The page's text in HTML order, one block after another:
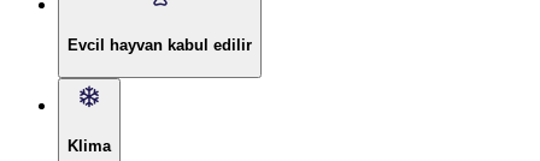
Evcil hayvan kabul edilir
Klima